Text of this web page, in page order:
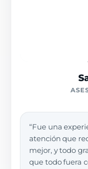
“Fue una
atención que
mejor, y todo
que todo fuera